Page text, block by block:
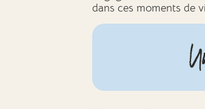
dans ces moments de